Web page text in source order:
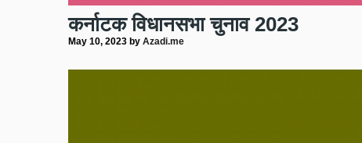
कर्नाटक विधानसभा चुनाव 2023
May 10, 2023 by Azadi.me